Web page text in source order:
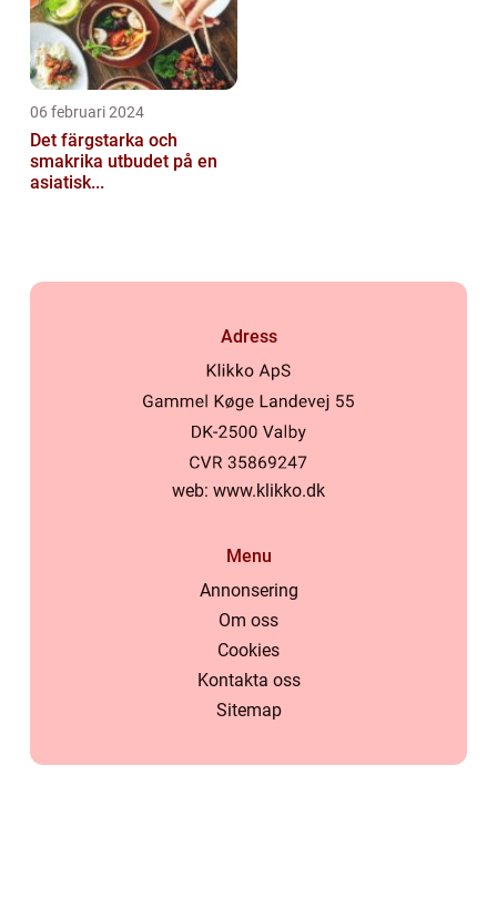
06 februari 2024
Det färgstarka och
smakrika utbudet på en
asiatisk...
Adress
web: www.klikko.dk
Menu
Annonsering
Om oss
Cookies
Kontakta oss
Sitemap